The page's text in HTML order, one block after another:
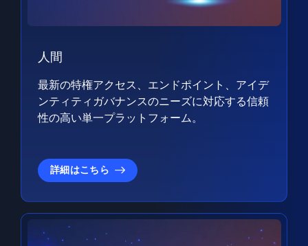
人間
最新の特権アクセス、エンドポイント、アイデ
ンティティガバナンスのニーズに対応する信頼
性の高い単一プラットフォーム。
詳細はこちら